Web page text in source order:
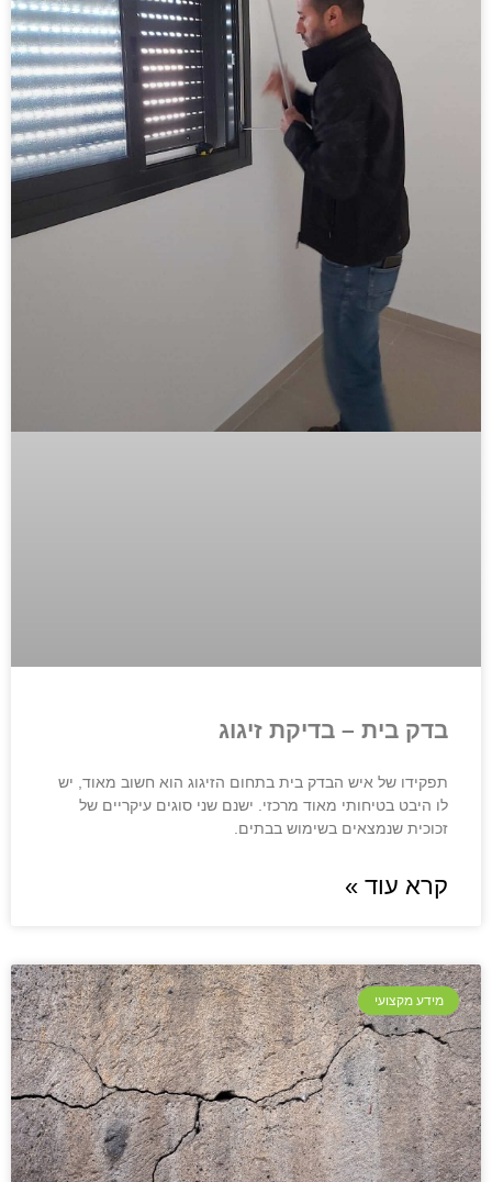
בדק בית – בדיקת זיגוג
תפקידו של איש הבדק בית בתחום הזיגוג הוא חשוב מאוד, יש
לו היבט בטיחותי מאוד מרכזי. ישנם שני סוגים עיקריים של
זכוכית שנמצאים בשימוש בבתים.
קרא עוד »
מידע מקצועי